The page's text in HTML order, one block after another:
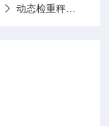
动态检重秤